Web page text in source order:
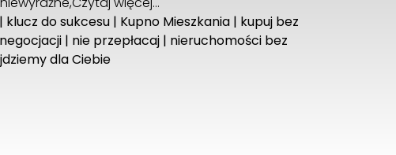
klucz do sukcesu| Kupno Mieszkania| kupuj bez
| nie przepłacaj| nieruchomości bez
dla Ciebie